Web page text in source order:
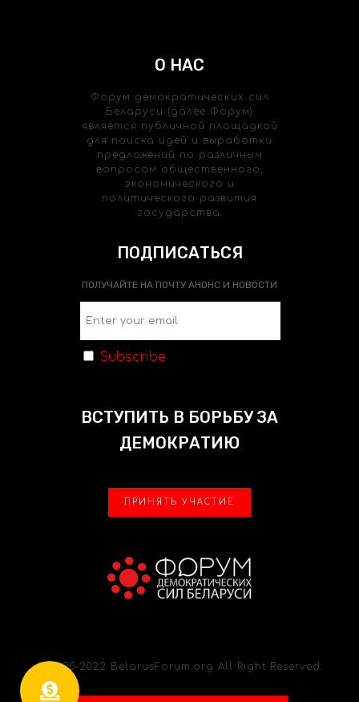
О НАС
Форум демократических сил
Беларуси (далее Форум)
является публичной площадкой
для поиска идей и выработки
предложений по различным
вопросам общественного,
экономического и
политического развития
государства.
ПОДПИСАТЬСЯ
ПОЛУЧАЙТЕ НА ПОЧТУ АНОНС И НОВОСТИ
Subscribe
ВСТУПИТЬ В БОРЬБУ ЗА
ДЕМОКРАТИЮ
ПРИНЯТЬ УЧАСТИЕ
© 2020-2022 BelarusForum.org All Right Reserved.